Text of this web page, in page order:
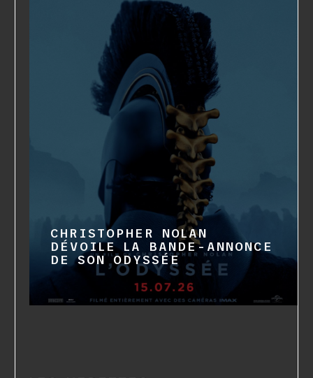
CHRISTOPHER NOLAN
DÉVOILE LA BANDE-ANNONCE
DE SON ODYSSÉE